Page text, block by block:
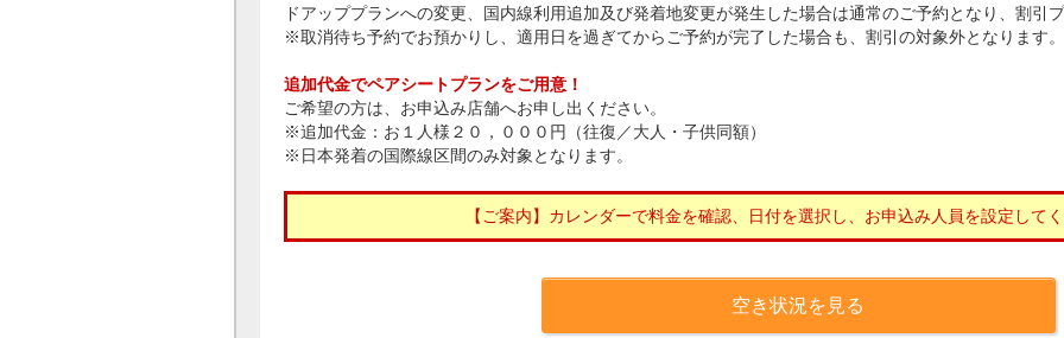
ドアッププランへの変更、国内線利用追加及び発着地変更が発生した場合は通常のご予約となり、割引
※取消待ち予約でお預かりし、適用日を過ぎてからご予約が完了した場合も、割引の対象外となります。
追加代金でペアシートプランをご用意！
ご希望の方は、お申込み店舗へお申し出ください。
※追加代金：お１人様２０，０００円（往復／大人・子供同額）
※日本発着の国際線区間のみ対象となります。
【ご案内】カレンダーで料金を確認、日付を選択し、お申込み人員を設定して
空き状況を見る